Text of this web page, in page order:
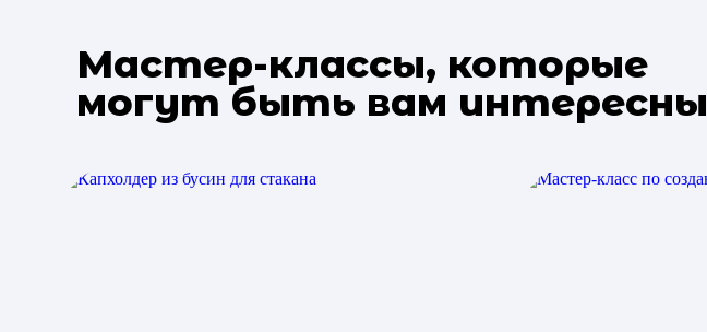
Мастер-классы, которые
могут быть вам интересны